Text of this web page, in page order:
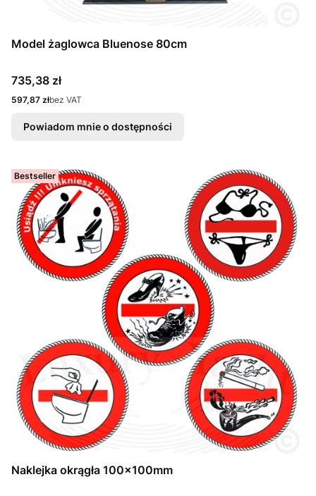
Model żaglowca Bluenose 80cm
Cena
735,38 zł
Cena
597,87 złbez VAT
Powiadom mnie o dostępności
Bestseller
Naklejka okrągła 100x100mm